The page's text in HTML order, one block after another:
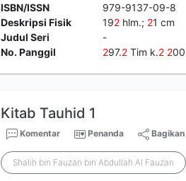
ISBN/ISSN
979-9137-09-8
Deskripsi Fisik
192hlm.; 21 cm
Judul Seri
-
No. Panggil
297.2Tim k.2 2
Kitab Tauhid 1
Komentar Penanda Bagikan
Shalih bin Fauzan bin Abdullah Al Fauzan